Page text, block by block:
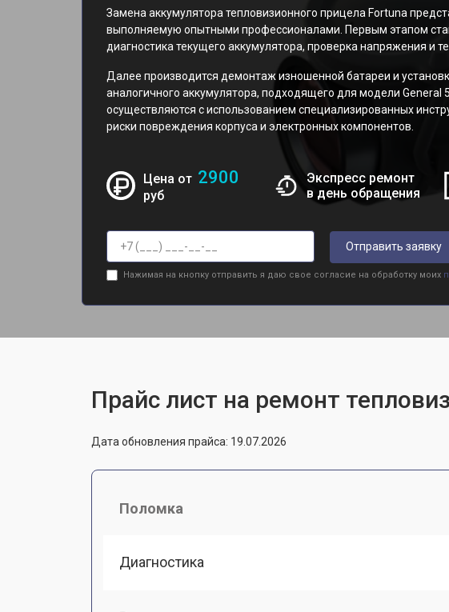
Замена аккумулятора тепловизионного прицела Fortuna
выполняемую опытными профессионалами. Первым этапом
диагностика текущего аккумулятора, проверка напряжения и
Далее производится демонтаж изношенной батареи и
аналогичного аккумулятора, подходящего для модели General
осуществляются с использованием специализированных
риски повреждения корпуса и электронных компонентов.
Цена от 2900
руб
Экспресс ремонт
в день обращения
Отправить заявку
Нажимая на кнопку отправить я даю свое согласие на обработку моих
Прайс лист на ремонт
Дата обновления прайса: 19.07.2026
Поломка
Диагностика